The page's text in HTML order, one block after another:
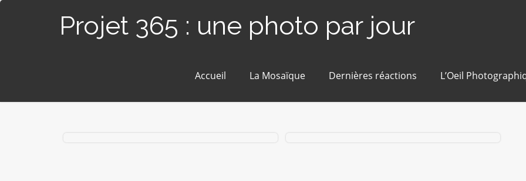
Projet 365 : une photo par jour
Accueil La Mosaïque Dernières réactions L’Oeil